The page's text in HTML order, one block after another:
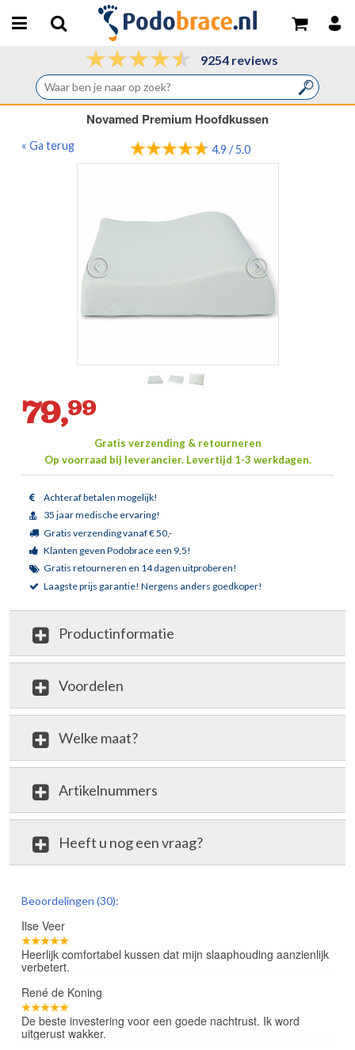
9254 reviews
Novamed Premium Hoofdkussen
« Ga terug 4.9 / 5.0
79,99
Gratis verzending & retourneren
Op voorraad bij leverancier.Levertijd 1-3 werkdagen.
Achteraf betalen mogelijk!
35 jaar medische ervaring!
Gratis verzending vanaf € 50,-
Klanten geven Podobrace een 9,5!
Gratis retourneren en 14 dagen uitproberen!
Laagste prijs garantie! Nergens anders goedkoper!
Productinformatie
Voordelen
Welke maat?
Artikelnummers
Heeft u nog een vraag?
Beoordelingen (30):
Ilse Veer
Heerlijk comfortabel kussen dat mijn slaaphouding aanzienlijk
verbetert.
René de Koning
De beste investering voor een goede nachtrust. Ik word
uitgerust wakker.